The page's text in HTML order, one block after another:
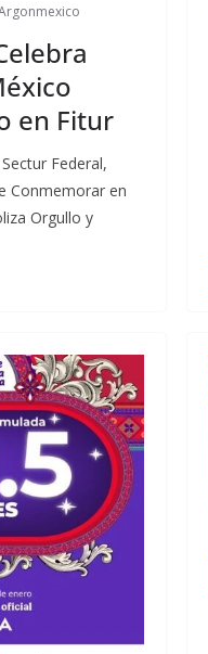
en Fitur
Federal,
Conmemorar en
Orgullo y